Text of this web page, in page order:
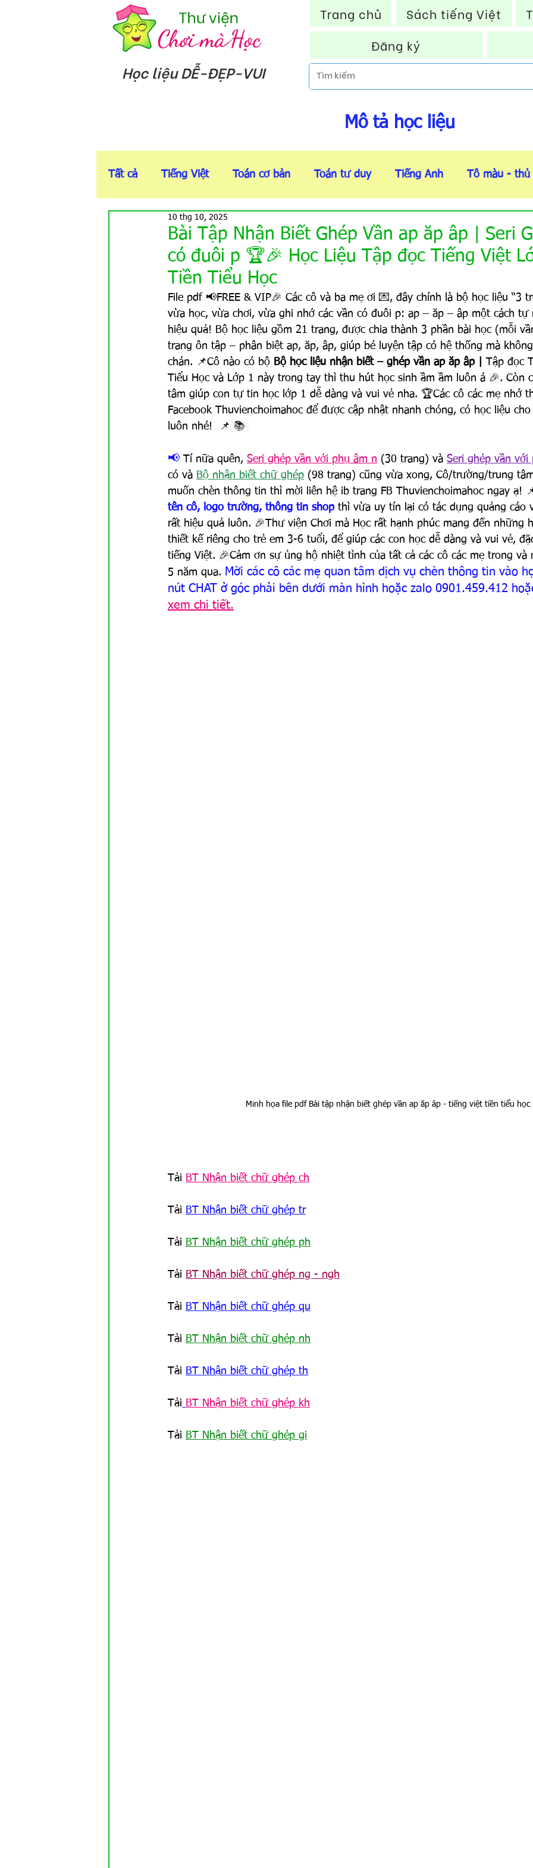
Học liệu DỄ-ĐẸP-VUI
Trang chủ Sách tiếng Việt
Đăng ký
Mô tả học liệu
Tất cả Tiếng Việt Toán cơ bản Toán tư duy Tiếng Anh Tô màu - thủ
Sách T-Anh online Thẻ flashcard Tài liệu VIP Thông báo HOT
Khoa học TN
Bài Tập Nhận Biết Ghép Vần ap ăp âp | Seri
có đuôi p 🏆🎉 Học Liệu Tập đọc Tiếng Việt
Tiền Tiểu Học
10 thg 10, 2025
File pdf 📢FREE & VIP🎉 Các cô và ba mẹ ơi 💌, đây chính là bộ học liệu “3
vừa học, vừa chơi, vừa ghi nhớ các vần có đuôi p: ap – ăp – âp một cách tự
hiệu quả! Bộ học liệu gồm 21 trang, được chia thành 3 phần bài học (mỗi
trang ôn tập – phân biệt ap, ăp, âp, giúp bé luyện tập có hệ thống mà
chán. 📌Cô nào có bộ Bộ học liệu nhận biết – ghép vần ap ăp âp | Tập đọc
Tiểu Học và Lớp 1 này trong tay thì thu hút học sinh ầm ầm luôn á 🎉. Còn
tâm giúp con tự tin học lớp 1 dễ dàng và vui vẻ nha. 🏆Các cô các mẹ nhớ
Facebook Thuvienchoimahoc để được cập nhật nhanh chóng, có học liệu
luôn nhé!  📌 📚
📢 Tí nữa quên, Seri ghép vần với phụ âm n (30 trang) và Seri ghép vần với
có và Bộ nhận biết chữ ghép (98 trang) cũng vừa xong, Cô/trường/trung
muốn chèn thông tin thì mời liên hệ ib trang FB Thuvienchoimahoc ngay ạ!
tên cô, logo trường, thông tin shop thì vừa uy tín lại có tác dụng quảng cáo
rất hiệu quả luôn. 🎉Thư viện Chơi mà Học rất hạnh phúc mang đến những
thiết kế riêng cho trẻ em 3-6 tuổi, để giúp các con học dễ dàng và vui vẻ,
tiếng Việt. 🎉Cảm ơn sự ủng hộ nhiệt tình của tất cả các cô các mẹ trong và
5 năm qua. Mời các cô các mẹ quan tâm dịch vụ chèn thông tin vào
nút CHAT ở góc phải bên dưới màn hình hoặc zalo 0901.459.412
xem chi tiết.
Minh họa file pdf Bài tập nhận biết ghép vần ap ăp âp - tiếng việt tiền tiểu học
Tải BT Nhận biết chữ ghép ch
Tải BT Nhận biết chữ ghép tr
Tải BT Nhận biết chữ ghép ph
Tải BT Nhận biết chữ ghép ng - ngh
Tải BT Nhận biết chữ ghép qu
Tải BT Nhận biết chữ ghép nh
Tải BT Nhận biết chữ ghép th
Tải BT Nhận biết chữ ghép kh
Tải BT Nhận biết chữ ghép gi